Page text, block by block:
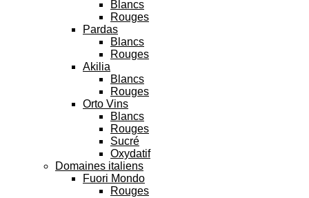
Blancs
Rouges
Pardas
Blancs
Rouges
Akilia
Blancs
Rouges
Orto Vins
Blancs
Rouges
Sucré
Oxydatif
Domaines italiens
Fuori Mondo
Rouges